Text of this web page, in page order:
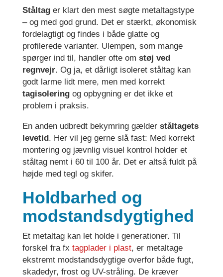
Ståltager klart den mest søgte metaltagstype
– og med god grund. Det er stærkt, økonomisk
fordelagtigt og findes i både glatte og
profilerede varianter. Ulempen, som mange
spørger ind til, handler ofte om støj ved
regnvejr. Og ja, et dårligt isoleret ståltag kan
godt larme lidt mere, men med korrekt
tagisoleringog opbygning er det ikke et
problem i praksis.
En anden udbredt bekymring gælder ståltagets
levetid. Her vil jeg gerne slå fast: Med korrekt
montering og jævnlig visuel kontrol holder et
ståltag nemt i 60 til 100 år. Det er altså fuldt på
højde med tegl og skifer.
Holdbarhed og
modstandsdygtighed
Et metaltag kan let holde i generationer. Til
forskel fra fx tagplader i plast, er metaltage
ekstremt modstandsdygtige overfor både fugt,
skadedyr, frost og UV-stråling. De kræver